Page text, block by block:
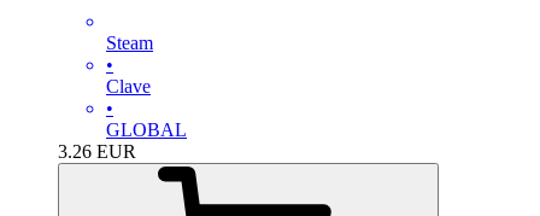
Steam
•
Clave
•
GLOBAL
3.26 EUR